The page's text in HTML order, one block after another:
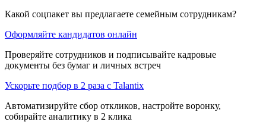
Какой соцпакет вы предлагаете семейным сотрудникам?
Оформляйте кандидатов онлайн
Проверяйте сотрудников и подписывайте кадровые
документы без бумаг и личных встреч
Ускорьте подбор в 2 раза с Talantix
Автоматизируйте сбор откликов, настройте воронку,
собирайте аналитику в 2 клика